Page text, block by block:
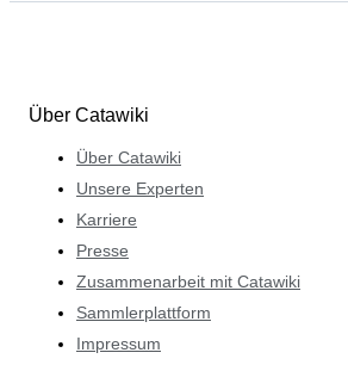
Über Catawiki
Über Catawiki
Unsere Experten
Karriere
Presse
Zusammenarbeit mit Catawiki
Sammlerplattform
Impressum